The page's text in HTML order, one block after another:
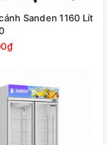
Sanden 1160 Lít